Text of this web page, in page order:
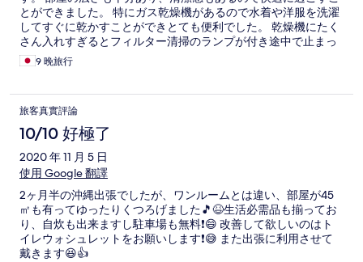
とができました。 特にガス乾燥機があるので水着や洋服を洗濯
してすぐに乾かすことができとても便利でした。 乾燥機にたく
さん入れすぎるとフィルター清掃のランプが付き途中で止まっ
てしまう時があるので気をつけてください。 車で5分以内にコ
ンビニやスーパーも何件かありとても過ごしやすいです。 Wi-Fi
ルやお皿を追加していただけるとありがたいです。 また、ウォ
シュレットがあると非常に助かります。 エレベーターがないの
で大きな荷物がある方は少し大変かもしれません。 総括して非
常に良く快適な沖縄ライフが過ごせるのでおすすめです！
9 晚旅行
旅客真實評論
10/10 好極了
2020 年 11 月 5 日
使用 Google 翻譯
2ヶ月半の沖縄出張でしたが、ワンルームとは違い、部屋が45
㎡も有ってゆったりくつろげました🎵😆生活必需品も揃ってお
り、自炊も出来ますし駐車場も無料❗😄 改善して欲しいのはト
イレウォシュレットをお願いします❗😅 また出張に利用させて
戴きます😆👍